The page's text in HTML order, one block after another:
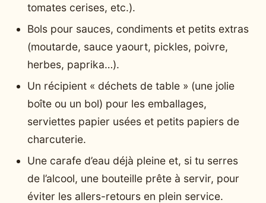
tomates cerises, etc.).
Bols pour sauces, condiments et petits extras
(moutarde, sauce yaourt, pickles, poivre,
herbes, paprika…).
Un récipient « déchets de table » (une jolie
boîte ou un bol) pour les emballages,
serviettes papier usées et petits papiers de
charcuterie.
Une carafe d’eau déjà pleine et, si tu serres
de l’alcool, une bouteille prête à servir, pour
éviter les allers-retours en plein service.